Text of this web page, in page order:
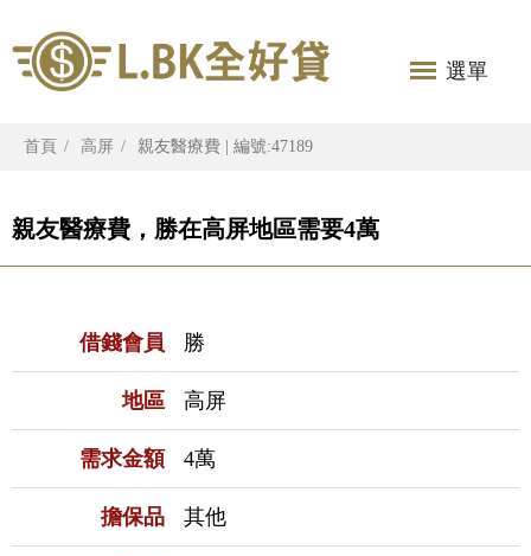
選單
首頁 高屏 親友醫療費 | 編號:47189
親友醫療費，勝在高屏地區需要4萬
借錢會員 勝
地區 高屏
需求金額 4萬
擔保品 其他